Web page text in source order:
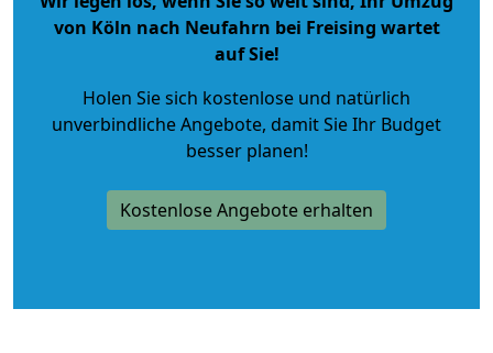
von Köln nach Neufahrn bei Freising wartet
auf Sie!
Holen Sie sich kostenlose und natürlich
unverbindliche Angebote, damit Sie Ihr Budget
besser planen!
Kostenlose Angebote erhalten